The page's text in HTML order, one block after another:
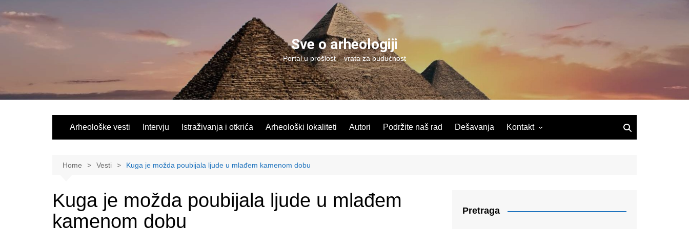
Sve o arheologiji
Portal u prošlost – vrata za budućnost
Arheološke vesti Intervju Istraživanja i otkrića Arheološki lokaliteti Autori Podržite naš rad Dešavanja Kontakt
Home Vesti Kuga je možda poubijala ljude u mlađem kamenom dobu
Kuga je možda poubijala ljude u mlađem
kamenom dobu
Pretraga